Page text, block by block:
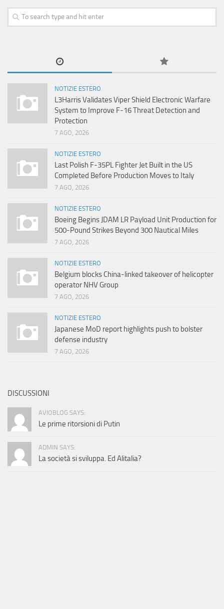
NOTIZIE ESTERO
L3Harris Validates Viper Shield Electronic Warfare
System to Improve F-16 Threat Detection and
Protection
7 AGO, 2026
NOTIZIE ESTERO
Last Polish F-35PL Fighter Jet Built in the US
Completed Before Production Moves to Italy
7 AGO, 2026
NOTIZIE ESTERO
Boeing Begins JDAM LR Payload Unit Production for
500-Pound Strikes Beyond 300 Nautical Miles
7 AGO, 2026
NOTIZIE ESTERO
Belgium blocks China-linked takeover of helicopter
operator NHV Group
7 AGO, 2026
NOTIZIE ESTERO
Japanese MoD report highlights push to bolster
defense industry
7 AGO, 2026
DISCUSSIONI
AVIOBLOG SAYS:
Le prime ritorsioni di Putin
ADMIN SAYS:
La società si sviluppa. Ed Alitalia?